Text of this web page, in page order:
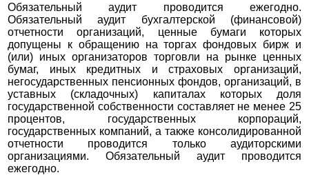
Обязательный аудит проводится ежегодно.
Обязательный аудит бухгалтерской (финансовой)
отчетности организаций, ценные бумаги которых
допущены к обращению на торгах фондовых бирж и
(или) иных организаторов торговли на рынке ценных
бумаг, иных кредитных и страховых организаций,
негосударственных пенсионных фондов, организаций, в
уставных (складочных) капиталах которых доля
государственной собственности составляет не менее 25
процентов, государственных корпораций,
государственных компаний, а также консолидированной
отчетности проводится только аудиторскими
организациями. Обязательный аудит проводится
ежегодно.